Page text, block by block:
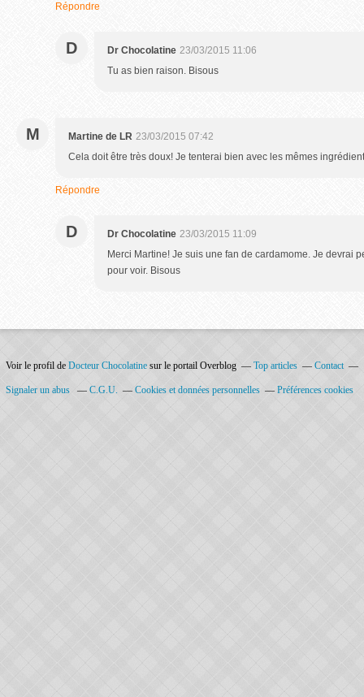
Répondre
D Dr Chocolatine 23/03/2015 11:06
Tu as bien raison. Bisous
M Martine de LR 23/03/2015 07:42
Cela doit être très doux! Je tenterai bien avec les mêmes
Répondre
D Dr Chocolatine 23/03/2015 11:09
Merci Martine! Je suis une fan de cardamome. Je devrai
pour voir. Bisous
Voir le profil de Docteur Chocolatine sur le portail Overblog Top articles Contact
Signaler un abus C.G.U. Cookies et données personnelles Préférences cookies